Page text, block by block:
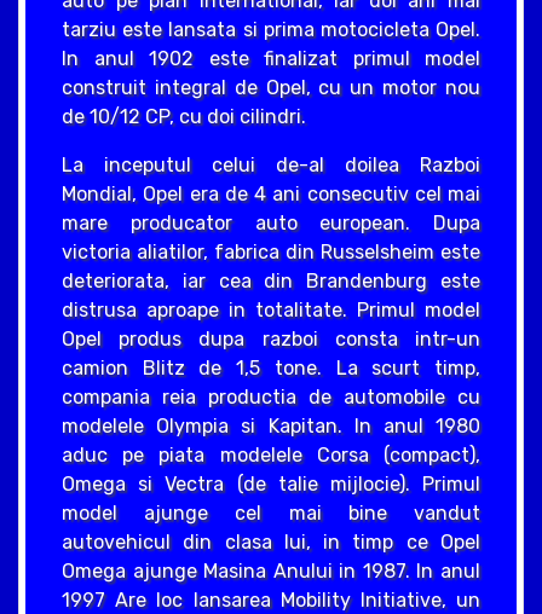
tarziu este lansata si prima motocicleta Opel.
In anul 1902 este finalizat primul model
construit integral de Opel, cu un motor nou
de 10/12 CP, cu doi cilindri.
La inceputul celui de-al doilea Razboi
Mondial, Opel era de 4 ani consecutiv cel mai
mare producator auto european. Dupa
victoria aliatilor, fabrica din Russelsheim este
deteriorata, iar cea din Brandenburg este
distrusa aproape in totalitate. Primul model
Opel produs dupa razboi consta intr-un
camion Blitz de 1,5 tone. La scurt timp,
compania reia productia de automobile cu
modelele Olympia si Kapitan. In anul 1980
aduc pe piata modelele Corsa (compact),
Omega si Vectra (de talie mijlocie). Primul
model ajunge cel mai bine vandut
autovehicul din clasa lui, in timp ce Opel
Omega ajunge Masina Anului in 1987. In anul
1997 Are loc lansarea Mobility Initiative, un